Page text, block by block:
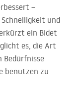
–
und
ein Bidet
es, die Art
Bedürfnisse
benutzen zu